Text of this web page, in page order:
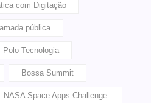
com Digitação
pública
Polo Tecnologia
Bossa Summit
NASA Space Apps Challenge.